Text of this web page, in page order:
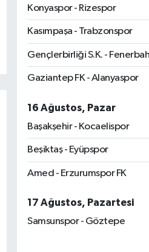
Konyaspor - Rizespor
Kasımpaşa - Trabzonspor
Gençlerbirliği S.K. -
Gaziantep FK - Alanyaspor
16 Ağustos, Pazar
Başakşehir - Kocaelispor
Beşiktaş - Eyüpspor
Amed - Erzurumspor FK
17 Ağustos, Pazartesi
Samsunspor - Göztepe